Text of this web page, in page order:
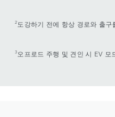
2도강하기 전에 항상 경로와 출구
3오프로드 주행 및 견인 시 EV